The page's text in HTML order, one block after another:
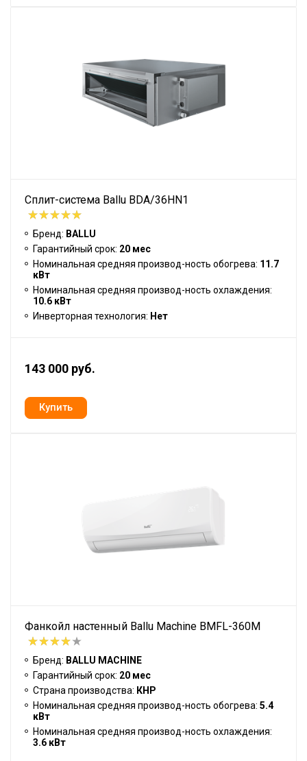
Сплит-система Ballu BDA/36HN1
Бренд: BALLU
Гарантийный срок: 20 мес
Номинальная средняя производ-ность обогрева: 11.7
кВт
Номинальная средняя производ-ность охлаждения:
10.6 кВт
Инверторная технология: Нет
143 000 руб.
Фанкойл настенный Ballu Machine BMFL-360M
Бренд: BALLU MACHINE
Гарантийный срок: 20 мес
Страна производства: КНР
Номинальная средняя производ-ность обогрева: 5.4
кВт
Номинальная средняя производ-ность охлаждения:
3.6 кВт